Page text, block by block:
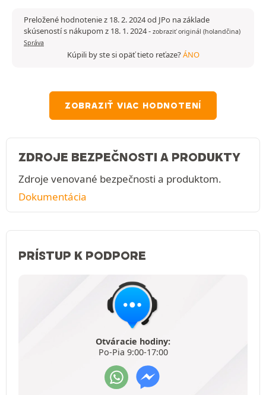
Preložené hodnotenie z 18. 2. 2024 od JPo na základe
skúseností s nákupom z 18. 1. 2024- zobraziť originál (holandčina)
Správa
Kúpili by ste si opäť tieto reťaze?ÁNO
ZOBRAZIŤ VIAC HODNOTENÍ
ZDROJE BEZPEČNOSTI A PRODUKTY
Zdroje venované bezpečnosti a produktom.
Dokumentácia
PRÍSTUP K PODPORE
Otváracie hodiny:
Po-Pia 9:00-17:00